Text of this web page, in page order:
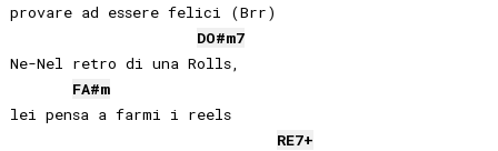
provare ad essere felici (Brr)
DO#m7
Ne-Nel retro di una Rolls,
FA#m
lei pensa a farmi i reels
RE7+